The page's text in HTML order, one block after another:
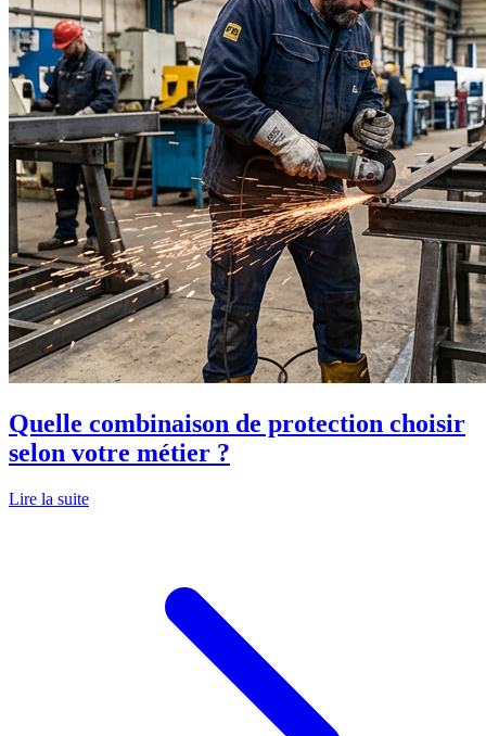
Quelle combinaison de protection choisir
selon votre métier ?
Lire la suite